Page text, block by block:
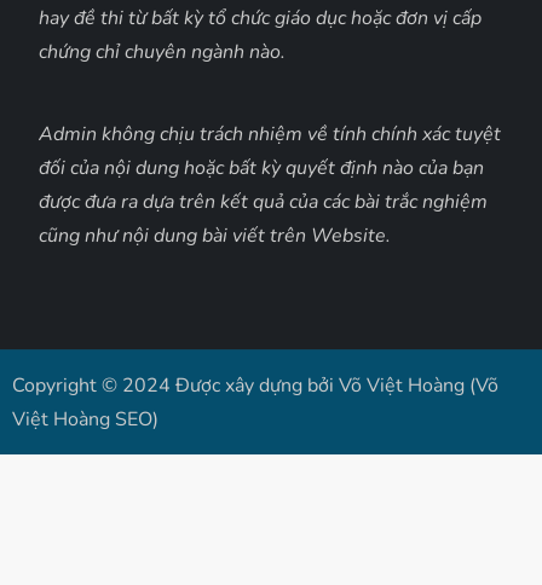
hay đề thi từ bất kỳ tổ chức giáo dục hoặc đơn vị cấp
chứng chỉ chuyên ngành nào.
Admin không chịu trách nhiệm về tính chính xác tuyệt
đối của nội dung hoặc bất kỳ quyết định nào của bạn
được đưa ra dựa trên kết quả của các bài trắc nghiệm
cũng như nội dung bài viết trên Website.
Copyright © 2024 Được xây dựng bởi Võ Việt Hoàng (Võ
Việt Hoàng SEO)